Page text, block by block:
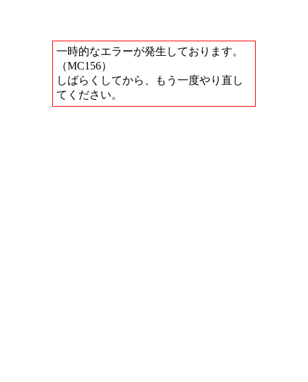
一時的なエラーが発生しております。
（MC156）
しばらくしてから、もう一度やり直し
てください。